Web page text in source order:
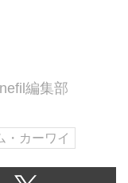
編集部
・カーワイ